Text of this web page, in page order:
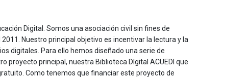
Digital. Somos una asociación civil sin fines de
Nuestro principal objetivo es incentivar la lectura y la
digitales. Para ello hemos diseñado una serie de
proyecto principal, nuestra Biblioteca DIgital ACUEDI que
Como tenemos que financiar este proyecto de